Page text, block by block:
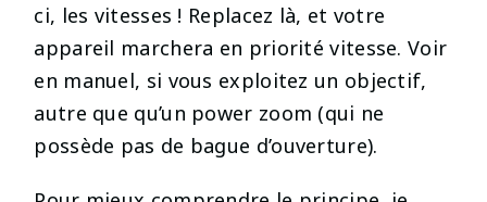
ci, les vitesses ! Replacez là, et votre
appareil marchera en priorité vitesse. Voir
en manuel, si vous exploitez un objectif,
autre que qu’un power zoom (qui ne
possède pas de bague d’ouverture).